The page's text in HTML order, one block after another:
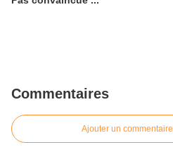
Commentaires
Ajouter un commentaire